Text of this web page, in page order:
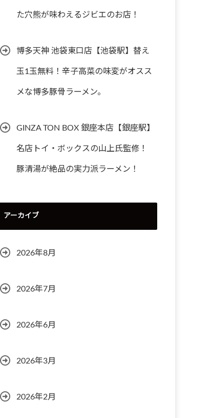
た穴熊が味わえるジビエのお店！
博多天神 池袋東口店【池袋駅】替え
玉1玉無料！辛子高菜の味変がオスス
メな博多豚骨ラーメン。
GINZA TON BOX 銀座本店【銀座駅】
名店トイ・ボックスの山上氏監修！
豚清湯が絶品の実力派ラーメン！
アーカイブ
2026年8月
2026年7月
2026年6月
2026年3月
2026年2月